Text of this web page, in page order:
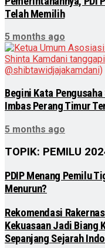
Telah Memilih
5 months ago
Begini Kata Pengusaha
Imbas Perang Timur
5 months ago
TOPIK: PEMILU
PDIP Menang Pemilu
Menurun?
Rekomendasi
Kekuasaan Jadi Biang
Sepanjang Sejarah